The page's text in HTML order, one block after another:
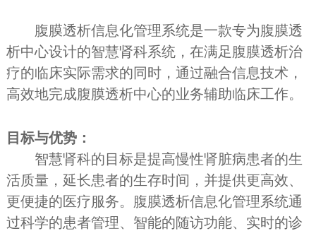
腹膜透析信息化管理系统是一款专为腹膜透
析中心设计的智慧肾科系统，在满足腹膜透析治
疗的临床实际需求的同时，通过融合信息技术，
高效地完成腹膜透析中心的业务辅助临床工作。
目标与优势：
智慧肾科的目标是提高慢性肾脏病患者的生
活质量，延长患者的生存时间，并提供更高效、
更便捷的医疗服务。 腹膜透析信息化管理系统通
过科学的患者管理、智能的随访功能、实时的诊